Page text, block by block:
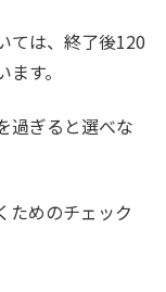
ては、終了後120
す。
過ぎると選べな
ためのチェック